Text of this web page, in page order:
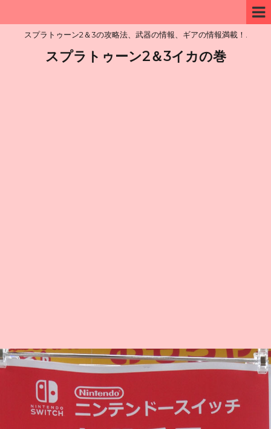
スプラトゥーン2＆3の攻略法、武器の情報、ギアの情報満載！.
スプラトゥーン2＆3イカの巻